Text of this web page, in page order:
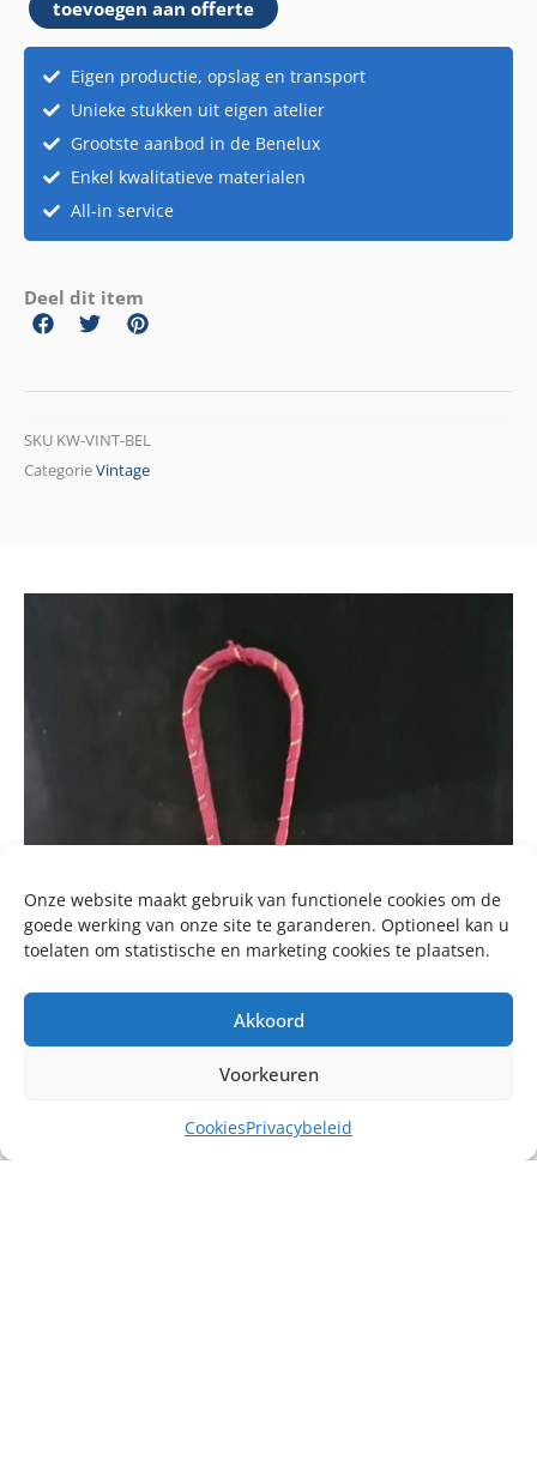
Onze website maakt gebruik van functionele cookies om de
goede werking van onze site te garanderen. Optioneel kan u
toelaten om statistische en marketing cookies te plaatsen.
Akkoord
Voorkeuren
CookiesPrivacybeleid
toevoegen aan offerte
Eigen productie, opslag en transport
Unieke stukken uit eigen atelier
Grootste aanbod in de Benelux
Enkel kwalitatieve materialen
All-in service
Deel dit item
SKU KW-VINT-BEL
CategorieVintage